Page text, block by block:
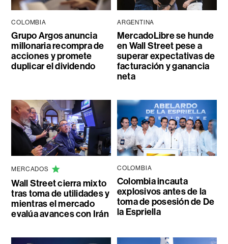
COLOMBIA
Grupo Argos anuncia
millonaria recompra de
acciones y promete
duplicar el dividendo
ARGENTINA
MercadoLibre se hunde
en Wall Street pese a
superar expectativas de
facturación y ganancia
neta
MERCADOS
Wall Street cierra mixto
tras toma de utilidades y
mientras el mercado
evalúa avances con Irán
COLOMBIA
Colombia incauta
explosivos antes de la
toma de posesión de De
la Espriella